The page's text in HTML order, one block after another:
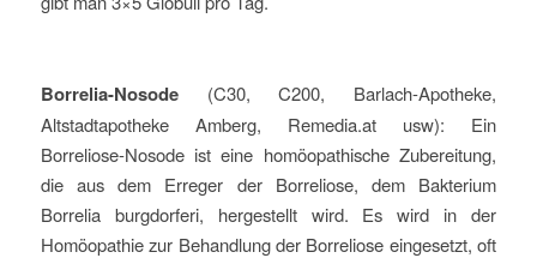
Borrelia-Nosode(C30, C200, Barlach-Apotheke,
Altstadtapotheke Amberg, Remedia.at usw): Ein
Borreliose-Nosode ist eine homöopathische Zubereitung,
die aus dem Erreger der Borreliose, dem Bakterium
Borrelia burgdorferi, hergestellt wird. Es wird in der
Homöopathie zur Behandlung der Borreliose eingesetzt, oft